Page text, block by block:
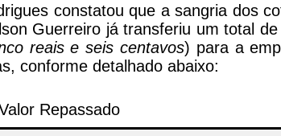
constatou que a sangria dos
Guerreiro já transferiu um total de
reais e seis centavos) para a
conforme detalhado abaixo:
Repassado